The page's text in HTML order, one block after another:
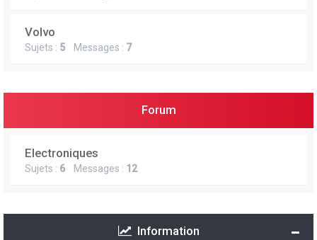
Volvo
Sujets : 5 Messages : 7
Forum
Electroniques
Sujets : 6 Messages : 12
Information